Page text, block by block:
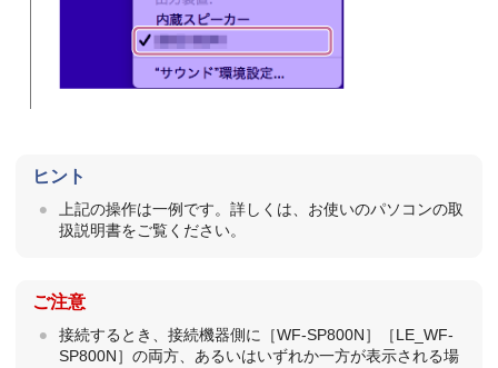
ヒント
上記の操作は一例です。詳しくは、お使いのパソコンの取
扱説明書をご覧ください。
ご注意
接続するとき、接続機器側に［WF-SP800N］［LE_ WF-
SP800N］の両方、あるいはいずれか一方が表示される場